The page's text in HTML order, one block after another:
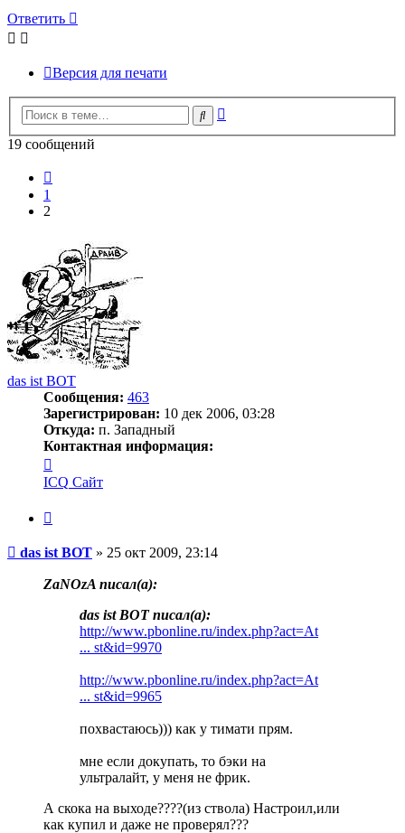
Ответить
Версия для печати
Поиск
19 сообщений
1
2
das ist BOT
Сообщения: 463
Зарегистрирован: 10 дек 2006, 03:28
Откуда: п. Западный
Контактная информация:
информация
пользователя
ist
ICQ Сайт
Сообщение
das ist BOT » 25 окт 2009, 23:14
ZaNOzA писал(a):
das ist BOT писал(a):
http://www.pbonline.ru/index.php?act=At
... st&id=9970
http://www.pbonline.ru/index.php?act=At
... st&id=9965
похвастаюсь))) как у тимати прям.
мне если докупать, то бэки на
ультралайт, у меня не фрик.
А скока на выходе????(из ствола) Настроил,или
как купил и даже не проверял???